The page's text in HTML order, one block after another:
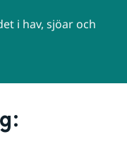
i hav, sjöar och